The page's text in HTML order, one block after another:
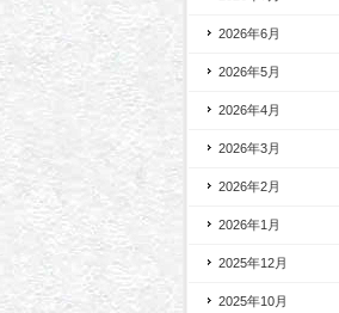
2026年6月
2026年5月
2026年4月
2026年3月
2026年2月
2026年1月
2025年12月
2025年10月